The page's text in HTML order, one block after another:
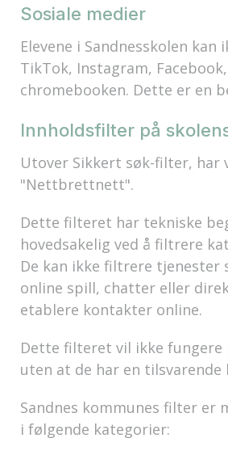
Sosiale medier
Elevene i Sandnesskolen
TikTok, Instagram,
chromebooken. Dette er en
Innholdsfilter på
Utover Sikkert søk-filter, har
"Nettbrettnett".
Dette filteret har tekniske
hovedsakelig ved å filtrere
De kan ikke filtrere
online spill, chatter eller
etablere kontakter online.
Dette filteret vil ikke
uten at de har en tilsvarende
Sandnes kommunes filter er
i følgende kategorier: